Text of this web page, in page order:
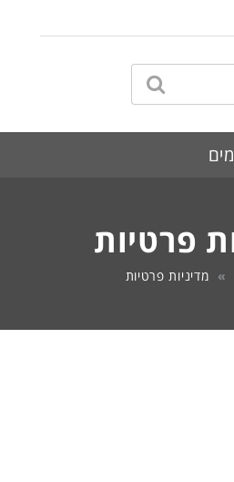
לחץ לחיפוש
פרטיות
מדיניות פרטיות